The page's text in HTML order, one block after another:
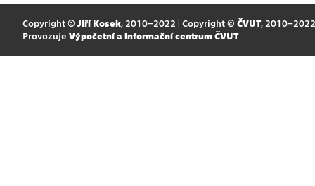
Copyright © Jiří Kosek, 2010–2022 | Copyright © ČVUT, 2010–2022
Provozuje Výpočetní a informační centrum ČVUT